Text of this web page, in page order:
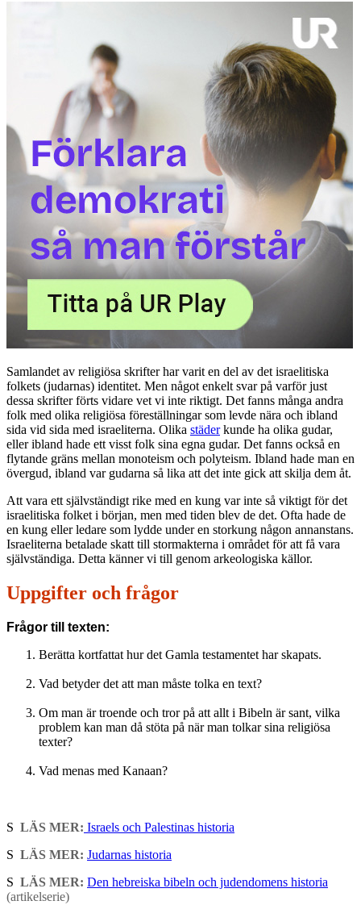
Samlandet av religiösa skrifter har varit en del av det israelitiska
folkets (judarnas) identitet. Men något enkelt svar på varför just
dessa skrifter förts vidare vet vi inte riktigt. Det fanns många andra
folk med olika religiösa föreställningar som levde nära och ibland
sida vid sida med israeliterna. Olika städerkunde ha olika gudar,
eller ibland hade ett visst folk sina egna gudar. Det fanns också en
flytande gräns mellan monoteism och polyteism. Ibland hade man en
övergud, ibland var gudarna så lika att det inte gick att skilja dem åt.
Att vara ett självständigt rike med en kung var inte så viktigt för det
israelitiska folket i början, men med tiden blev de det. Ofta hade de
en kung eller ledare som lydde under en storkung någon annanstans.
Israeliterna betalade skatt till stormakterna i området för att få vara
självständiga. Detta känner vi till genom arkeologiska källor.
Uppgifter och frågor
Frågor till texten:
Berätta kortfattat hur det Gamla testamentet har skapats.
Vad betyder det att man måste tolka en text?
Om man är troende och tror på att allt i Bibeln är sant, vilka
problem kan man då stöta på när man tolkar sina religiösa
texter?
Vad menas med Kanaan?
S LÄS MER: Israels och Palestinas historia
S LÄS MER: Judarnas historia
S LÄS MER: Den hebreiska bibeln och judendomens historia
(artikelserie)